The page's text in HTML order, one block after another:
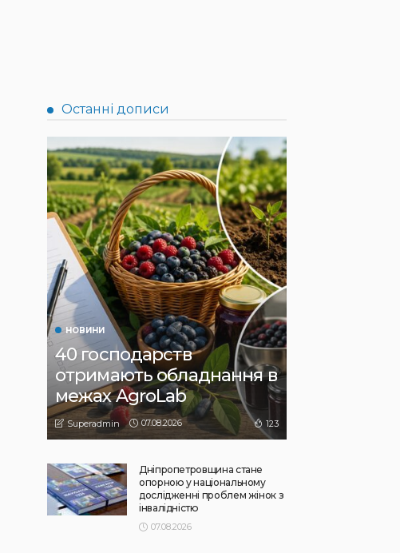
Останні дописи
НОВИНИ
40 господарств
отримають обладнання в
межах AgroLab
Superadmin 07.08.2026 123
Дніпропетровщина стане
опорною у національному
дослідженні проблем жінок з
інвалідністю
07.08.2026